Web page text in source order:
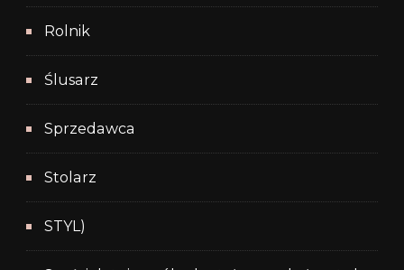
Rolnik
Ślusarz
Sprzedawca
Stolarz
STYL)